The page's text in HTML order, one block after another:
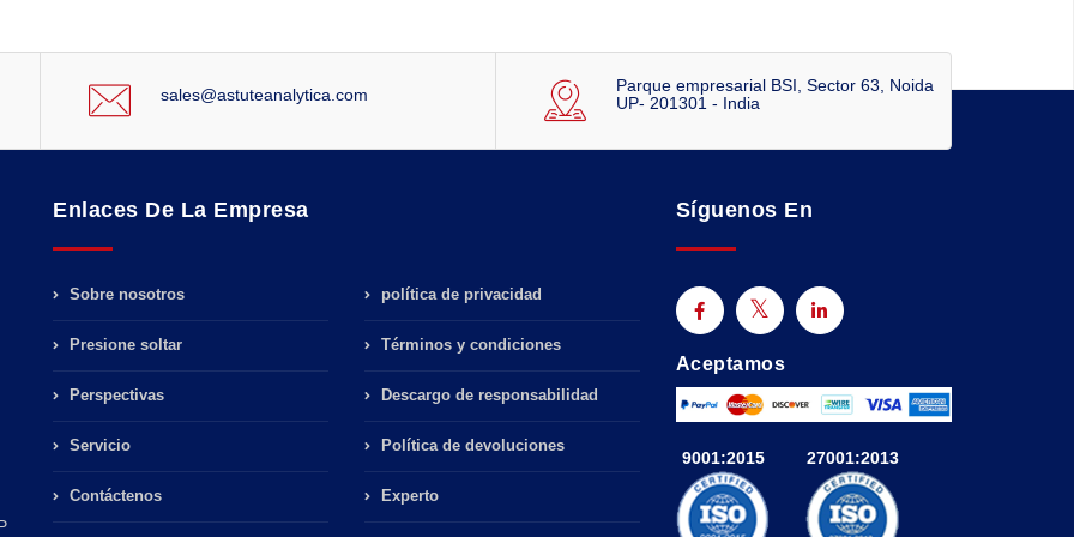
sales@astuteanalytica.com
Parque empresarial BSI, Sector 63, Noida
UP- 201301 - India
Enlaces De La Empresa
Sobre nosotros
Presione soltar
Perspectivas
Servicio
Contáctenos
política de privacidad
Términos y condiciones
Descargo de responsabilidad
Política de devoluciones
Experto
Síguenos En
Aceptamos
9001:2015 27001:2013